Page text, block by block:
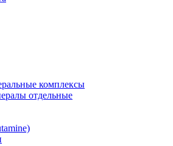
комплексы
отдельные